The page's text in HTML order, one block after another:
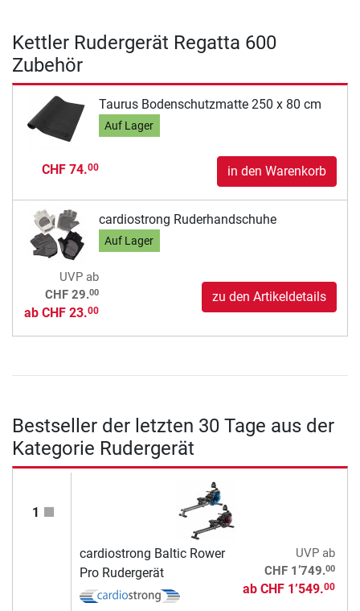
Kettler Rudergerät Regatta 600
Zubehör
Taurus Bodenschutzmatte 250 x 80 cm
Auf Lager
CHF 74.00 in den Warenkorb
cardiostrong Ruderhandschuhe
Auf Lager
UVPab
CHF 29.00
ab CHF 23.00
zu den Artikeldetails
Bestseller der letzten 30 Tage aus der
Kategorie Rudergerät
1
cardiostrong Baltic Rower
Pro Rudergerät
UVPab
CHF 1’749.00
ab CHF 1’549.00